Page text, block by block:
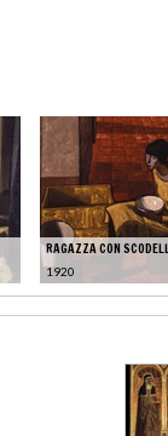
RAGAZZA CON
1920